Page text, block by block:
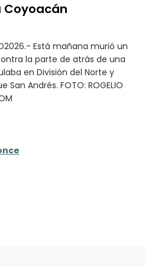
Coyoacán
Está mañana murió un
la parte de atrás de una
en División del Norte y
Andrés. FOTO: ROGELIO